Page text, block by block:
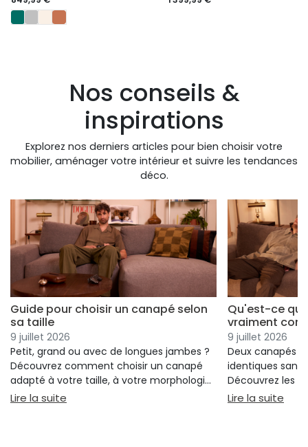
Nos conseils &
inspirations
Explorez nos derniers articles pour bien choisir votre
mobilier, aménager votre intérieur et suivre les tendances
déco.
Guide pour choisir un canapé selon
sa taille
9 juillet 2026
Petit, grand ou avec de longues jambes ?
Découvrez comment choisir un canapé
adapté à votre taille, à votre morphologie
et à votre confort.
Lire la suite : Guide pour choisir un canapé selon sa taille
Qu'est-ce qui
vraiment
9 juillet 2026
Deux canapés
identiques
Découvrez les
réellement
Lire la suite